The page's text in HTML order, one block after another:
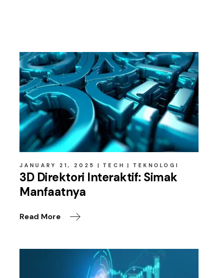
JANUARY 21, 2025 TECH TEKNOLOGI
3D Direktori Interaktif: Simak
Manfaatnya
Read More